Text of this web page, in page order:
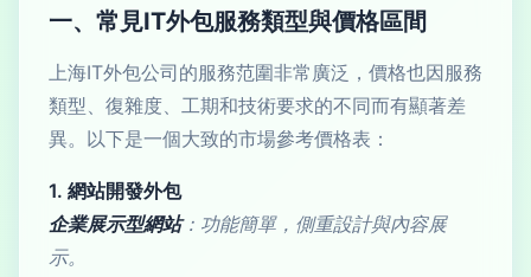
一、常見IT外包服務類型與價格區間
上海IT外包公司的服務范圍非常廣泛，價格也因服務
類型、復雜度、工期和技術要求的不同而有顯著差
異。以下是一個大致的市場參考價格表：
1. 網站開發外包
企業展示型網站：功能簡單，側重設計與內容展
示。